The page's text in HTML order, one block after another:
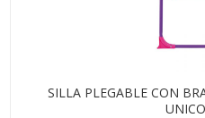
SILLA PLEGABLE CON